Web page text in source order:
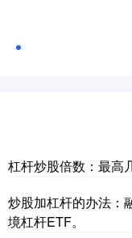
杠杆炒股倍数：最高
炒股加杠杆的办法：
境杠杆ETF。